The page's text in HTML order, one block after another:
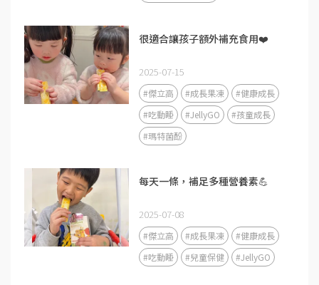
很適合讓孩子額外補充食用❤️
2025-07-15
#傑立高 #成長果凍
#健康成長
#吃動睡
#JellyGO
#孩童成長
#瑪特菌酚
每天一條，補足多種營養素💪
2025-07-08
#傑立高 #成長果凍
#健康成長
#吃動睡
#兒童保健 #JellyGO